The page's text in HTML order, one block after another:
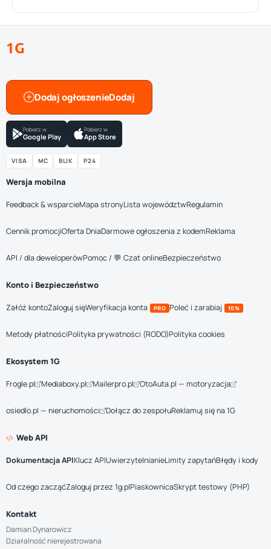
1G
Dodaj ogłoszenie
Pobierz w
Google Play
Pobierz w
App Store
VISA MC BLIK P24
Wersja mobilna
Feedback & wsparcieMapa stronyLista województwRegulamin
Cennik promocjiOferta DniaDarmowe ogłoszenia z kodemReklama
API / dla deweloperówPomoc / 💬 Czat onlineBezpieczeństwo
Konto i Bezpieczeństwo
Załóż kontoZaloguj sięWeryfikacja konta PRO Poleć i zarabiaj 10%
Metody płatnościPolityka prywatności (RODO)Polityka cookies
Ekosystem 1G
Frogle.pl Mediaboxy.pl Mailerpro.pl OtoAuta.pl — motoryzacja
osiedlo.pl — nieruchomości Dołącz do zespołuReklamuj się na 1G
Web API
Dokumentacja APIKlucz APIUwierzytelnianieLimity zapytańBłędy i kody
Od czego zacząćZaloguj przez 1g.plPiaskownicaSkrypt testowy (PHP)
Kontakt
Damian Dynarowicz
Działalność nierejestrowana